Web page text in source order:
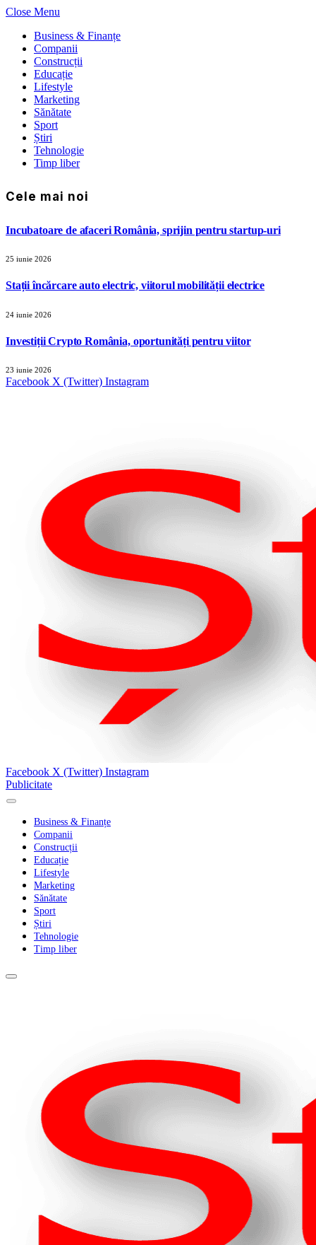
Close Menu
Business & Finanțe
Companii
Construcții
Educație
Lifestyle
Marketing
Sănătate
Sport
Știri
Tehnologie
Timp liber
Cele mai noi
Incubatoare de afaceri România, sprijin pentru startup-uri
25 iunie 2026
Stații încărcare auto electric, viitorul mobilității electrice
24 iunie 2026
Investiții Crypto România, oportunități pentru viitor
23 iunie 2026
Facebook X (Twitter) Instagram
Facebook X (Twitter) Instagram
Publicitate
Business & Finanțe
Companii
Construcții
Educație
Lifestyle
Marketing
Sănătate
Sport
Știri
Tehnologie
Timp liber